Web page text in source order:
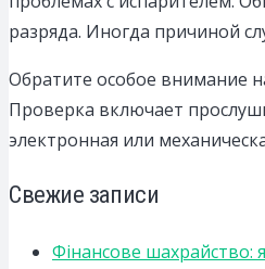
разряда. Иногда причиной
Обратите особое внимание
Проверка включает
электронная или
Свежие записи
Фінансове шахрайство: